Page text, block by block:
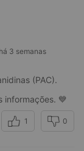
há 3 semanas
(PAC).
informações. 💙
1 0